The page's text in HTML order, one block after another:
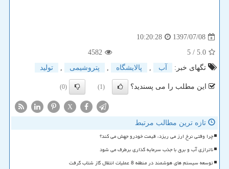
1397/07/08
10:20:28
5.0
/ 5
4582
تگهای خبر:
آب , پالایشگاه , پتروشیمی , تولید
این مطلب را می پسندید؟ (1)
(0)
X
تازه ترین مطالب مرتبط
چرا وقتی نرخ ارز می ریزد، قیمت خودرو جهش می کند؟
ناترازی آب و برق با جذب سرمایه گذاری برطرف می شود
توسعه سیستم های هوشمند در منطقه 8 عملیات انتقال گاز شتاب گرفت